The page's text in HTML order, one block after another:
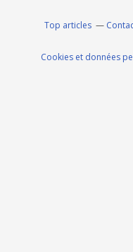
Top articles
Cookies et données